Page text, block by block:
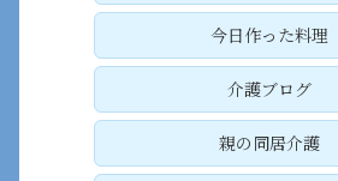
今日作った料理
介護ブログ
親の同居介護